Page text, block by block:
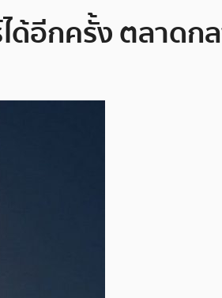
ด้อีกครั้ง ตลาดก